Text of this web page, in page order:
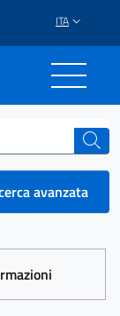
ITA
cerca
avanzata